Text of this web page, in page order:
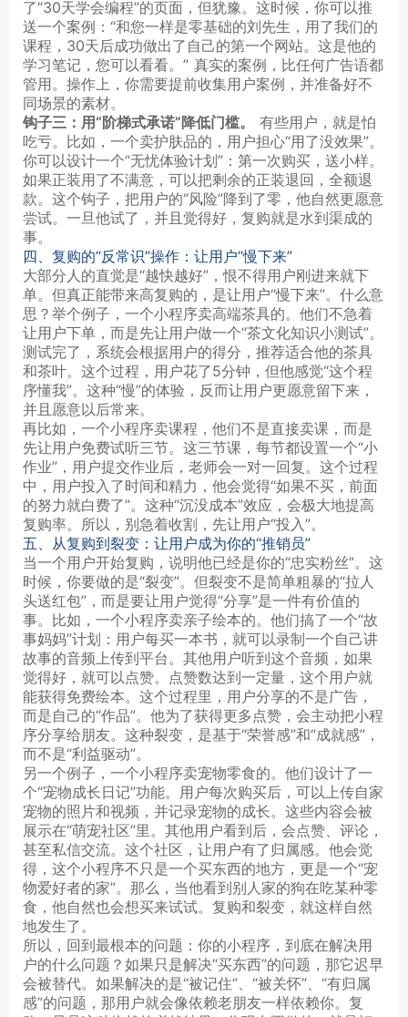
了“30天学会编程”的页面，但犹豫。这时候，你可以推
送一个案例：“和您一样是零基础的刘先生，用了我们的
课程，30天后成功做出了自己的第一个网站。这是他的
学习笔记，您可以看看。” 真实的案例，比任何广告语都
管用。操作上，你需要提前收集用户案例，并准备好不
同场景的素材。
钩子三：用“阶梯式承诺”降低门槛。
有些用户，就是怕
吃亏。比如，一个卖护肤品的，用户担心“用了没效果”。
你可以设计一个“无忧体验计划”：第一次购买，送小样。
如果正装用了不满意，可以把剩余的正装退回，全额退
款。这个钩子，把用户的“风险”降到了零，他自然更愿意
尝试。一旦他试了，并且觉得好，复购就是水到渠成的
事。
四、复购的“反常识”操作：让用户“慢下来”
大部分人的直觉是“越快越好”，恨不得用户刚进来就下
单。但真正能带来高复购的，是让用户“慢下来”。什么意
思？举个例子，一个小程序卖高端茶具的。他们不急着
让用户下单，而是先让用户做一个“茶文化知识小测试”。
测试完了，系统会根据用户的得分，推荐适合他的茶具
和茶叶。这个过程，用户花了5分钟，但他感觉“这个程
序懂我”。这种“慢”的体验，反而让用户更愿意留下来，
并且愿意以后常来。
再比如，一个小程序卖课程，他们不是直接卖课，而是
先让用户免费试听三节。这三节课，每节都设置一个“小
作业”，用户提交作业后，老师会一对一回复。这个过程
中，用户投入了时间和精力，他会觉得“如果不买，前面
的努力就白费了”。这种“沉没成本”效应，会极大地提高
复购率。所以，别急着收割，先让用户“投入”。
五、从复购到裂变：让用户成为你的“推销员”
当一个用户开始复购，说明他已经是你的“忠实粉丝”。这
时候，你要做的是“裂变”。但裂变不是简单粗暴的“拉人
头送红包”，而是要让用户觉得“分享”是一件有价值的
事。比如，一个小程序卖亲子绘本的。他们搞了一个“故
事妈妈”计划：用户每买一本书，就可以录制一个自己讲
故事的音频上传到平台。其他用户听到这个音频，如果
觉得好，就可以点赞。点赞数达到一定量，这个用户就
能获得免费绘本。这个过程里，用户分享的不是广告，
而是自己的“作品”。他为了获得更多点赞，会主动把小程
序分享给朋友。这种裂变，是基于“荣誉感”和“成就感”，
而不是“利益驱动”。
另一个例子，一个小程序卖宠物零食的。他们设计了一
个“宠物成长日记”功能。用户每次购买后，可以上传自家
宠物的照片和视频，并记录宠物的成长。这些内容会被
展示在“萌宠社区”里。其他用户看到后，会点赞、评论，
甚至私信交流。这个社区，让用户有了归属感。他会觉
得，这个小程序不只是一个买东西的地方，更是一个“宠
物爱好者的家”。那么，当他看到别人家的狗在吃某种零
食，他自然也会想买来试试。复购和裂变，就这样自然
地发生了。
所以，回到最根本的问题：你的小程序，到底在解决用
户的什么问题？如果只是解决“买东西”的问题，那它迟早
会被替代。如果解决的是“被记住”、“被关怀”、“有归属
感”的问题，那用户就会像依赖老朋友一样依赖你。复